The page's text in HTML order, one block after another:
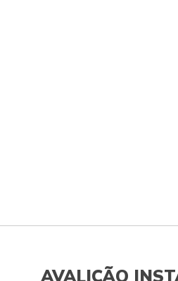
AVALIÇÃO